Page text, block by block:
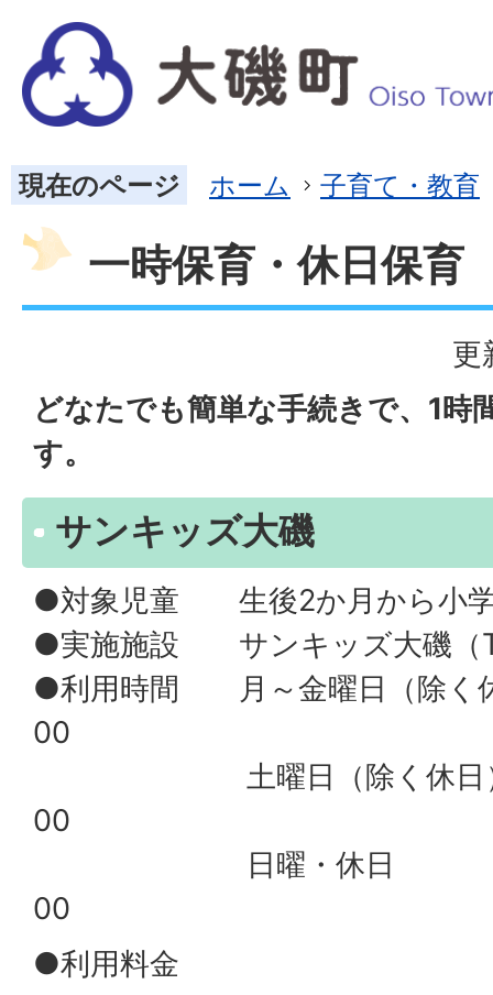
現在のページ ホーム 子育て・教育
一時保育・休日保育
更
どなたでも簡単な手続きで、1時
す。
サンキッズ大磯
●対象児童 生後2か月から小学
●実施施設 サンキッズ大磯（
●利用時間 月～金曜日（除く
土曜日（除く休日
00
日曜・休日 8
00
●利用料金